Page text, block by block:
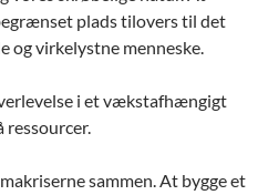
plads tilovers til det
og virkelystne menneske.
i et vækstafhængigt
ressourcer.
sammen. At bygge et